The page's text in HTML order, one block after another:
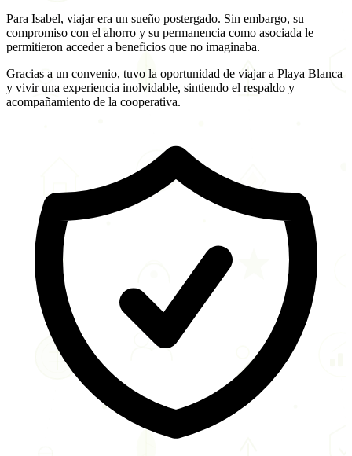
Para Isabel, viajar era un sueño postergado. Sin embargo, su
compromiso con el ahorro y su permanencia como asociada le
permitieron acceder a beneficios que no imaginaba.
Gracias a un convenio, tuvo la oportunidad de viajar a Playa Blanca
y vivir una experiencia inolvidable, sintiendo el respaldo y
acompañamiento de la cooperativa.